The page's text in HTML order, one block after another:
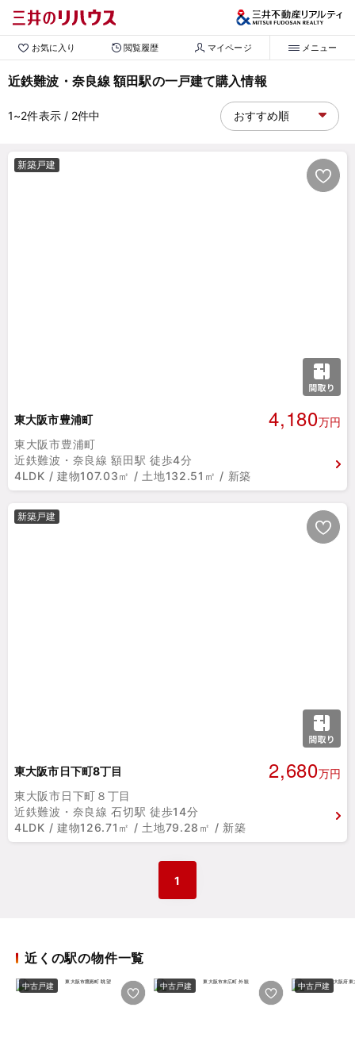
お気に入り 閲覧履歴 マイページ メニュー
近鉄難波・奈良線 額田駅の一戸建て購入情報
1~2件表示/ 2件中
新築戸建
東大阪市豊浦町 4,180万円
東大阪市豊浦町
近鉄難波・奈良線 額田駅 徒歩4分
4LDK / 建物107.03㎡ / 土地132.51㎡ / 新築
新築戸建
東大阪市日下町8丁目 2,680万円
東大阪市日下町８丁目
近鉄難波・奈良線 石切駅 徒歩14分
4LDK / 建物126.71㎡ / 土地79.28㎡ / 新築
1
近くの駅の物件一覧
中古戸建 中古戸建 中古戸建